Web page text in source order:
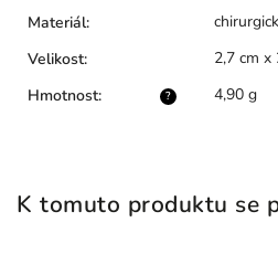
Materiál:
Velikost: 2,7 cm x
?
Hmotnost: 4,90 g
K tomuto produktu se